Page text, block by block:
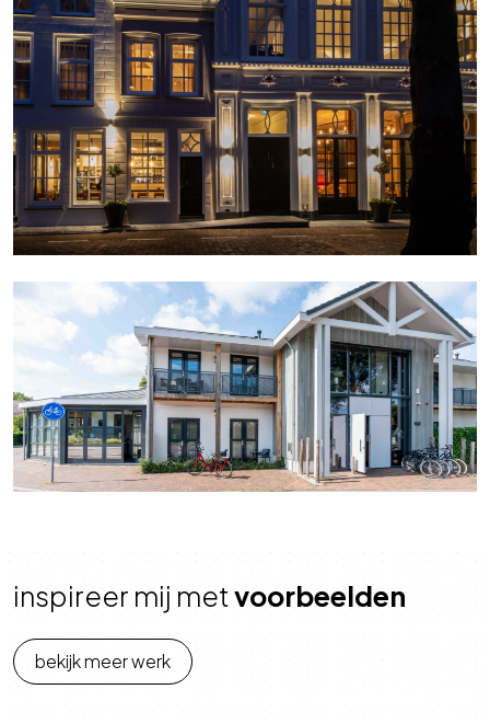
inspireer mij metvoorbeelden
bekijk meer werk